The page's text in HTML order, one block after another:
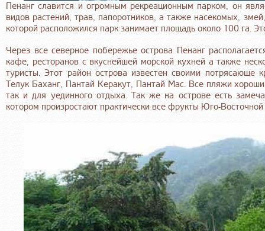
Пенанг славится и огромным рекреационным парком, он
видов растений, трав, папоротников, а также насекомых,
которой расположился парк занимает площадь около 100 га.
Через все северное побережье острова Пенанг
кафе, ресторанов с вкуснейшей морской кухней а также
туристы. Этот район острова известен своими
Телук Баханг, Пантай Керакут, Пантай Мас. Все пляжи
так и для уединного отдыха. Так же на острове есть
котором произростают практически все фрукты Юго-